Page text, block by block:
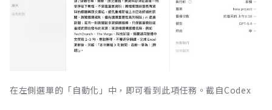
在左側選單的「自動化」中，即可看到此項任務。截自Codex